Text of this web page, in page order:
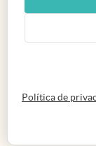
Política de